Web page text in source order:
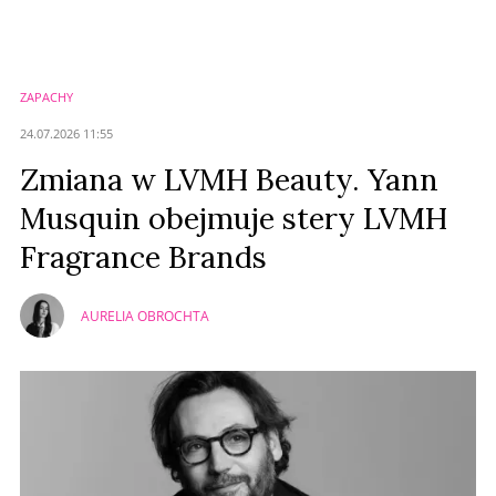
ZAPACHY
24.07.2026 11:55
Zmiana w LVMH Beauty. Yann
Musquin obejmuje stery LVMH
Fragrance Brands
AURELIA OBROCHTA